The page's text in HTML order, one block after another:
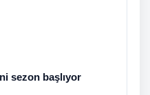
sezon başlıyor